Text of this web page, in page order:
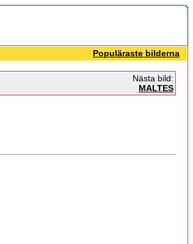
Populäraste bilderna
Nästa bild:
MALTES